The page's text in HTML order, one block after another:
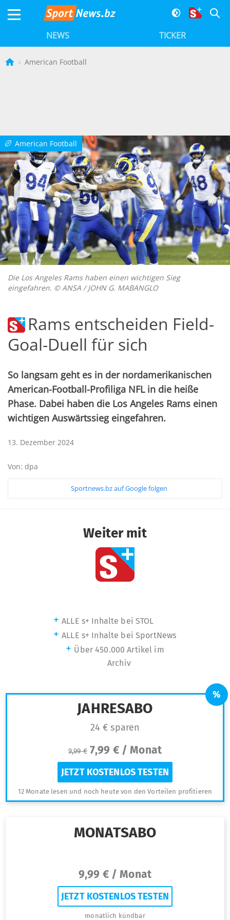
NEWS TICKER
American Football
b American Football
Die Los Angeles Rams haben einen wichtigen Sieg
eingefahren. © ANSA / JOHN G. MABANGLO
Rams entscheiden Field-
Goal-Duell für sich
So langsam geht es in der nordamerikanischen
American-Football-Profiliga NFL in die heiße
Phase. Dabei haben die Los Angeles Rams einen
wichtigen Auswärtssieg eingefahren.
13. Dezember 2024
Von: dpa
Sportnews.bz auf Google folgen